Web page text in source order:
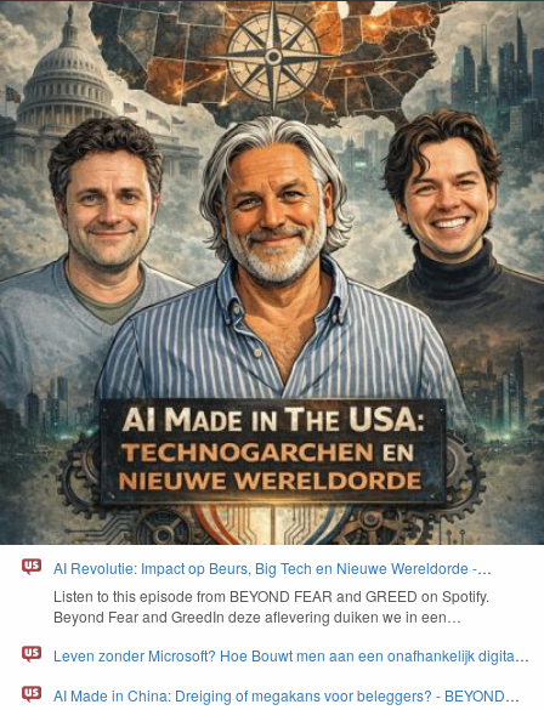
AI Revolutie: Impact op Beurs, Big Tech en Nieuwe Wereldorde -
BEYOND FEAR and GREED
Lis­ten to this episode from BEYOND FEAR and GREED on Spo­ti­fy.
Beyond Fear and Greed­In deze aflev­er­ing duiken we in een…
Leven zonder Microsoft? Hoe Bouwt men aan een onafhankelijk digitaal
AI Made in China: Dreiging of megakans voor beleggers? - BEYOND